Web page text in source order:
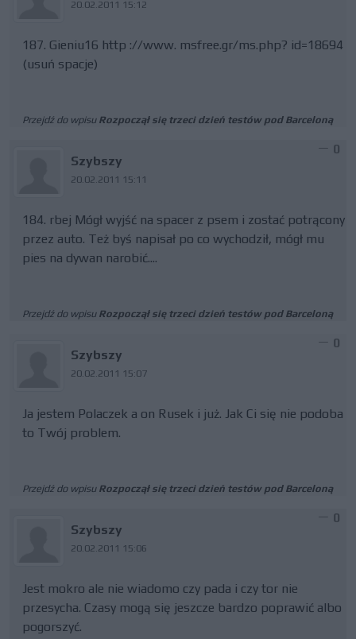
20.02.2011 15:12
187. Gieniu16 http ://www. msfree.gr/ms.php? id=18694
(usuń spacje)
Przejdź do wpisu Rozpoczął się trzeci dzień testów pod Barceloną
Szybszy
20.02.2011 15:11
0
184. rbej Mógł wyjść na spacer z psem i zostać potrącony
przez auto. Też byś napisał po co wychodził, mógł mu
pies na dywan narobić....
Przejdź do wpisu Rozpoczął się trzeci dzień testów pod Barceloną
Szybszy
20.02.2011 15:07
0
Ja jestem Polaczek a on Rusek i już. Jak Ci się nie podoba
to Twój problem.
Przejdź do wpisu Rozpoczął się trzeci dzień testów pod Barceloną
Szybszy
20.02.2011 15:06
0
Jest mokro ale nie wiadomo czy pada i czy tor nie
przesycha. Czasy mogą się jeszcze bardzo poprawić albo
pogorszyć.